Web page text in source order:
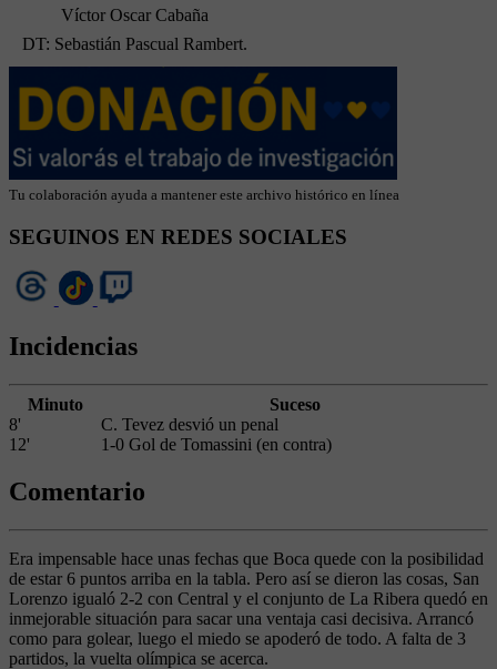
Víctor Oscar Cabaña
DT: Sebastián Pascual Rambert.
Tu colaboración ayuda a mantener este archivo histórico en línea
SEGUINOS EN REDES SOCIALES
Incidencias
Minuto
Suceso
8'
C. Tevez desvió un penal
12'
1-0 Gol de Tomassini (en contra)
Comentario
Era impensable hace unas fechas que Boca quede con la posibilidad
de estar 6 puntos arriba en la tabla. Pero así se dieron las cosas, San
Lorenzo igualó 2-2 con Central y el conjunto de La Ribera quedó en
inmejorable situación para sacar una ventaja casi decisiva. Arrancó
como para golear, luego el miedo se apoderó de todo. A falta de 3
partidos, la vuelta olímpica se acerca.